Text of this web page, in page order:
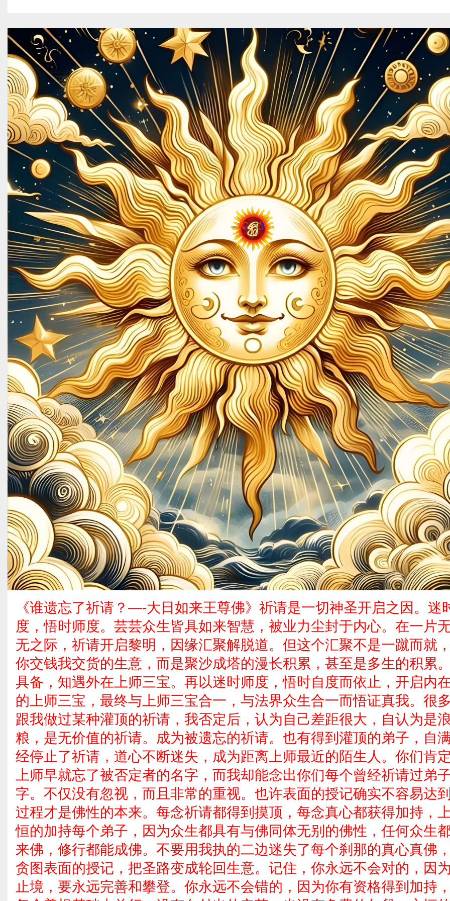
《谁遗忘了祈请？—-大日如来王尊佛》祈请是一切神圣开启之因。迷
度，悟时师度。芸芸众生皆具如来智慧，被业力尘封于内心。在一片
无之际，祈请开启黎明，因缘汇聚解脱道。但这个汇聚不是一蹴而就
你交钱我交货的生意，而是聚沙成塔的漫长积累，甚至是多生的积累
具备，知遇外在上师三宝。再以迷时师度，悟时自度而依止，开启内
的上师三宝，最终与上师三宝合一，与法界众生合一而悟证真我。很
跟我做过某种灌顶的祈请，我否定后，认为自己差距很大，自认为是
粮，是无价值的祈请。成为被遗忘的祈请。也有得到灌顶的弟子，自
经停止了祈请，道心不断迷失，成为距离上师最近的陌生人。你们肯
上师早就忘了被否定者的名字，而我却能念出你们每个曾经祈请过弟
字。不仅没有忽视，而且非常的重视。也许表面的授记确实不容易达
过程才是佛性的本来。每念祈请都得到摸顶，每念真心都获得加持，
恒的加持每个弟子，因为众生都具有与佛同体无别的佛性，任何众生
来佛，修行都能成佛。不要用我执的二边迷失了每个刹那的真心真佛
贪图表面的授记，把圣路变成轮回生意。记住，你永远不会对的，因
止境，要永远完善和攀登。你永远不会错的，因为你有资格得到加持